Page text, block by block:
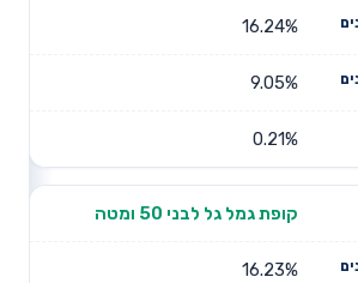
16.24%
9.05%
0.21%
קופת גמל גל לבני 50 ומטה
16.23%